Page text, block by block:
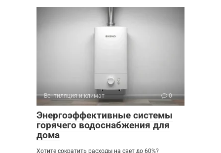
Вентиляция и климат 0
Энергоэффективные системы
горячего водоснабжения для
дома
Хотите сократить расходы на свет до 60%?